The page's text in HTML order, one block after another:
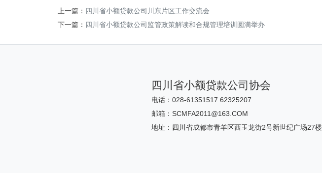
上一篇： 四川省小额贷款公司川东片区工作交流会
下一篇： 四川省小额贷款公司监管政策解读和合规管理培训圆满举办
四川省小额贷款公司协会
电话：028-61351517 62325207
邮箱：SCMFA2011@163.COM
地址：四川省成都市青羊区西玉龙街2号新世纪广场27楼